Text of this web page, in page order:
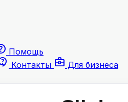
Помощь
Контакты business_center Для бизнеса